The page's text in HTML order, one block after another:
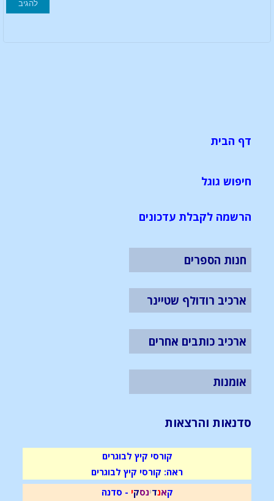
דף הבית
חיפוש גוגל
הרשמה לקבלת עדכונים
חנות הספרים
ארכיב רודולף שטיינר
ארכיב כותבים אחרים
אומנות
סדנאות והרצאות
קורסי קיץ לבוגרים
ראה: קורסי קיץ לבוגרים
קאנדינסקי - סדנה